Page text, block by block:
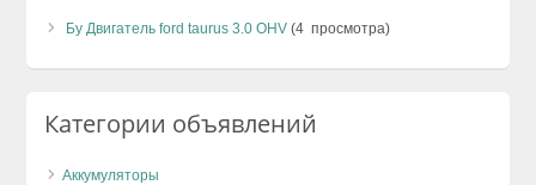
Бу Двигатель ford taurus 3.0 OHV (4 просмотра)
Категории объявлений
Аккумуляторы